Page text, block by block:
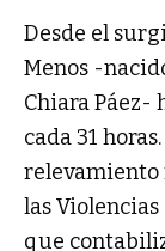
Desde el
Menos -
Chiara
cada 31
relevamiento
las Violencias
que